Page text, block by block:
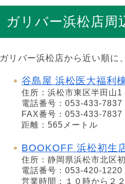
ガリバー浜松店周
ガリバー浜松店から近い順に
谷島屋 浜松医大福利
住所：浜松市東区半田山
電話番号：053-433-7837
FAX番号：053-433-7837
距離：565メートル
BOOKOFF 浜松初生
住所：静岡県浜松市北区
電話番号：053-420-1220
営業時間：１０時から２